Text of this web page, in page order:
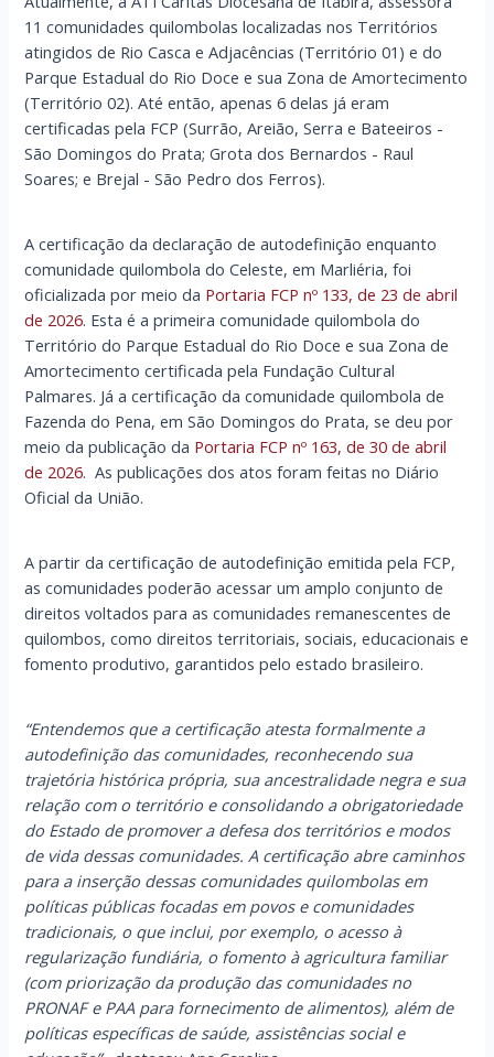
11 comunidades quilombolas localizadas nos Territórios
atingidos de Rio Casca e Adjacências (Território 01) e do
Parque Estadual do Rio Doce e sua Zona de Amortecimento
(Território 02). Até então, apenas 6 delas já eram
certificadas pela FCP (Surrão, Areião, Serra e Bateeiros -
São Domingos do Prata; Grota dos Bernardos - Raul
Soares; e Brejal - São Pedro dos Ferros).
A certificação da declaração de autodefinição enquanto
comunidade quilombola do Celeste, em Marliéria, foi
oficializada por meio da Portaria FCP nº 133, de 23 de abril
de 2026. Esta é a primeira comunidade quilombola do
Território do Parque Estadual do Rio Doce e sua Zona de
Amortecimento certificada pela Fundação Cultural
Palmares. Já a certificação da comunidade quilombola de
Fazenda do Pena, em São Domingos do Prata, se deu por
meio da publicação da Portaria FCP nº 163, de 30 de abril
de 2026. As publicações dos atos foram feitas no Diário
Oficial da União.
A partir da certificação de autodefinição emitida pela FCP,
as comunidades poderão acessar um amplo conjunto de
direitos voltados para as comunidades remanescentes de
quilombos, como direitos territoriais, sociais, educacionais e
fomento produtivo, garantidos pelo estado brasileiro.
“Entendemos que a certificação atesta formalmente a
autodefinição das comunidades, reconhecendo sua
trajetória histórica própria, sua ancestralidade negra e sua
relação com o território e consolidando a obrigatoriedade
do Estado de promover a defesa dos territórios e modos
de vida dessas comunidades. A certificação abre caminhos
para a inserção dessas comunidades quilombolas em
políticas públicas focadas em povos e comunidades
tradicionais, o que inclui, por exemplo, o acesso à
regularização fundiária, o fomento à agricultura familiar
(com priorização da produção das comunidades no
PRONAF e PAA para fornecimento de alimentos), além de
políticas específicas de saúde, assistências social e